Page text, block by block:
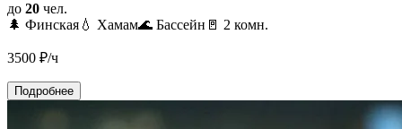
до 20 чел.
🌲 Финская 💧 Хамам🌊 Бассейн 🚪 2 комн.
3500 ₽/ч
Подробнее